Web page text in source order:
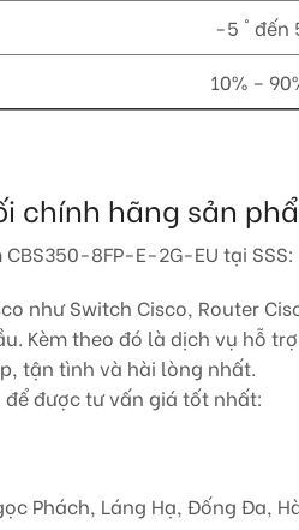
-5 ° đến
10% –
chính hãng sản
8FP-E-2G-EU tại SSS:
như Switch Cisco, Router
Kèm theo đó là dịch vụ hỗ
tận tình và hài lòng nhất.
được tư vấn giá tốt nhất:
Phách, Láng Hạ, Đống Đa,